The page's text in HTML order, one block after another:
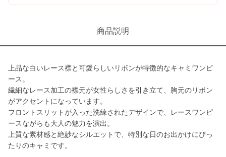
商品説明
上品な白いレース襟と可愛らしいリボンが特徴的なキャミワンピ
ース。
繊細なレース加工の襟元が女性らしさを引き立て、胸元のリボン
がアクセントになっています。
フロントスリットが入った洗練されたデザインで、レースワンピ
ースながらも大人の魅力を演出。
上質な素材感と絶妙なシルエットで、特別な日のお出かけにぴっ
たりのキャミです。